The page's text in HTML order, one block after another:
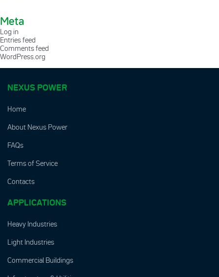
Meta
Log in
Entries feed
Comments feed
WordPress.org
NEXUS POWER
Home
About Nexus Power
FAQs
Terms of Service
Contacts
APPLICATIONS
Heavy Industries
Light Industries
Commercial Buildings